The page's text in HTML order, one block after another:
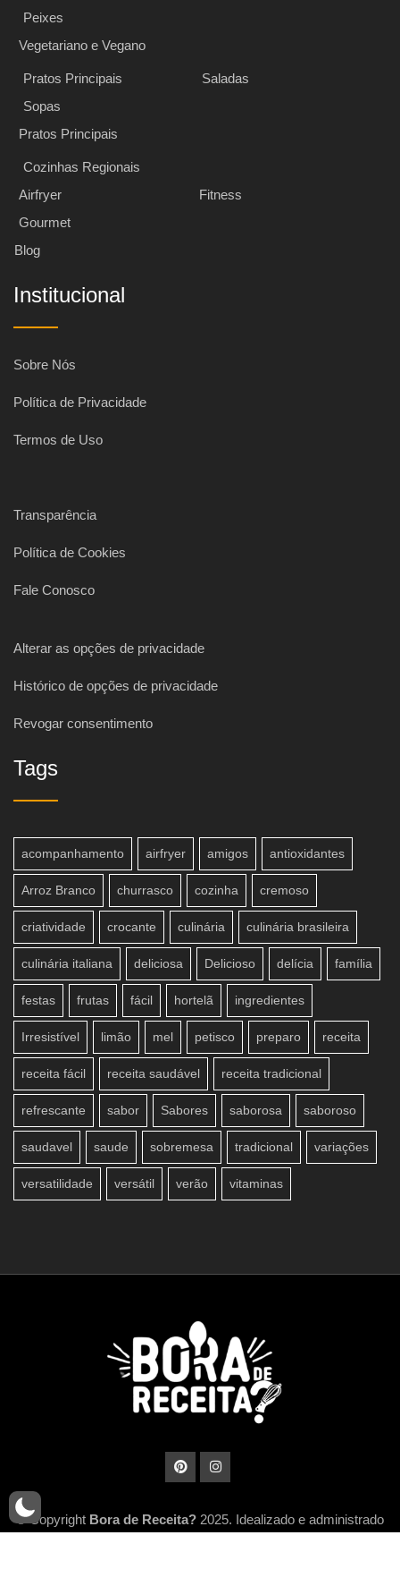
Peixes
Vegetariano e Vegano
Pratos Principais
Saladas
Sopas
Pratos Principais
Cozinhas Regionais
Airfryer
Fitness
Gourmet
Blog
Institucional
Sobre Nós
Política de Privacidade
Termos de Uso
Transparência
Política de Cookies
Fale Conosco
Alterar as opções de privacidade
Histórico de opções de privacidade
Revogar consentimento
Tags
acompanhamento airfryer amigos antioxidantes
Arroz Branco churrasco cozinha cremoso
criatividade crocante culinária culinária brasileira
culinária italiana deliciosa Delicioso delícia família
festas frutas fácil hortelã ingredientes
Irresistível limão mel petisco preparo receita
receita fácil receita saudável receita tradicional
refrescante sabor Sabores saborosa saboroso
saudavel saude sobremesa tradicional variações
versatilidade versátil verão vitaminas
© Copyright Bora de Receita? 2025. Idealizado e administrado